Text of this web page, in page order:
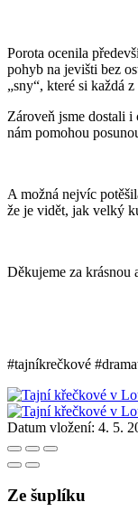
Porota ocenila
pohyb na jevišti bez
„sny“, které si každá
Zároveň jsme dostali
nám pomohou
A možná nejvíc
že je vidět, jak velký
Děkujeme za krásnou
#tajníkrečkové
Datum vložení: 4. 5.
Ze šuplíku